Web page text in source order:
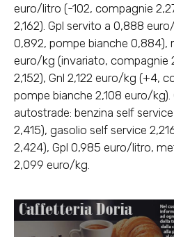
euro/litro (-102, compagnie
2,162). Gpl servito a 0,888
0,892, pompe bianche 0,884),
euro/kg (invariato, compagnie
2,152), Gnl 2,122 euro/kg (+4,
pompe bianche 2,108 euro/kg).
autostrade: benzina self
2,415), gasolio self service
2,424), Gpl 0,985 euro/litro,
2,099 euro/kg.